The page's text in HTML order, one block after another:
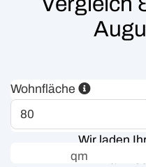
Wir laden